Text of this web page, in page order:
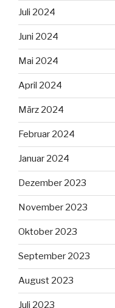
Juli 2024
Juni 2024
Mai 2024
April 2024
März 2024
Februar 2024
Januar 2024
Dezember 2023
November 2023
Oktober 2023
September 2023
August 2023
Juli 2023